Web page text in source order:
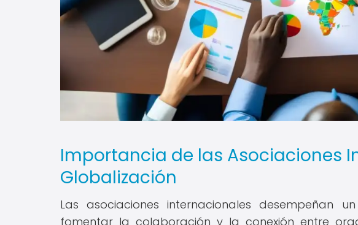
Importancia de las Asociaciones
Globalización
Las asociaciones internacionales desempeñan
fomentar la colaboración y la conexión entre